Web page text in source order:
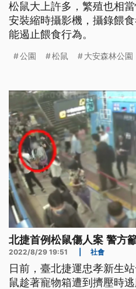
松鼠大上許多，繁殖也相
安裝縮時攝影機，攝錄餵
能遏止餵食行為。
公園 松鼠 大安森林公園
北捷首例松鼠傷人案 警方
2022/8/29 19:51 社會
日前，臺北捷運忠孝新生
鼠趁著寵物箱遭到擠壓時